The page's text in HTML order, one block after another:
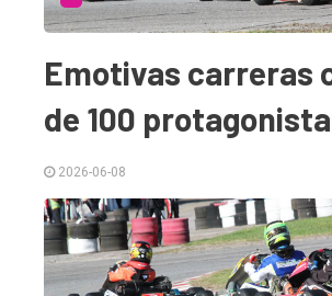
Emotivas carreras
de 100
2026-06-08